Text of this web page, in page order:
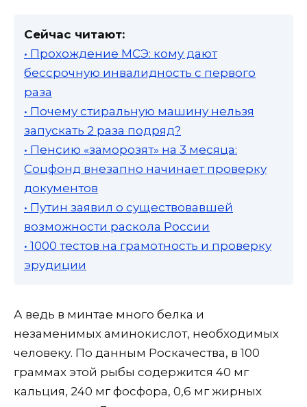
Сейчас читают:
• Прохождение МСЭ: кому дают
бессрочную инвалидность с первого
раза
• Почему стиральную машину нельзя
запускать 2 раза подряд?
• Пенсию «заморозят» на 3 месяца:
Соцфонд внезапно начинает проверку
документов
• Путин заявил о существовавшей
возможности раскола России
• 1000 тестов на грамотность и проверку
эрудиции
А ведь в минтае много белка и
незаменимых аминокислот, необходимых
человеку. По данным Роскачества, в 100
граммах этой рыбы содержится 40 мг
кальция, 240 мг фосфора, 0,6 мг жирных